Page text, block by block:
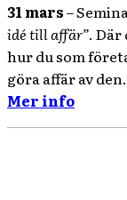
31 mars–
idé till affär”.
hur du som
göra affär av den.
Mer info